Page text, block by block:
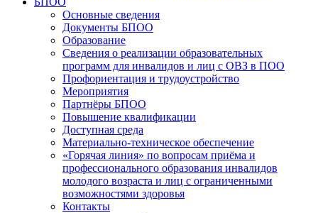
Основные сведения
Документы БПОО
Образование
Сведения о реализации образовательных
программ для инвалидов и лиц с ОВЗ в ПОО
Профориентация и трудоустройство
Мероприятия
Партнёры БПОО
Повышение квалификации
Доступная среда
Материально-техническое обеспечение
«Горячая линия» по вопросам приёма и
профессионального образования инвалидов
молодого возраста и лиц с ограниченными
возможностями здоровья
Контакты